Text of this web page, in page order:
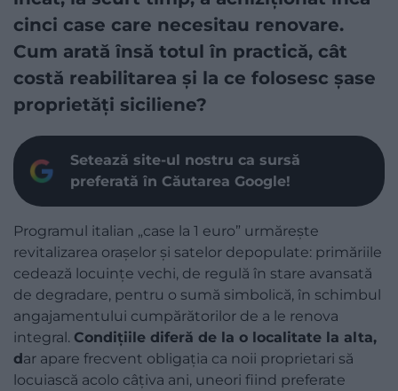
cinci case care necesitau renovare.
Cum arată însă totul în practică, cât
costă reabilitarea și la ce folosesc șase
proprietăți siciliene?
Setează site-ul nostru ca sursă
preferată în Căutarea Google!
Programul italian „case la 1 euro” urmărește
revitalizarea orașelor și satelor depopulate: primăriile
cedează locuințe vechi, de regulă în stare avansată
de degradare, pentru o sumă simbolică, în schimbul
angajamentului cumpărătorilor de a le renova
integral. Condițiile diferă de la o localitate la alta,
dar apare frecvent obligația ca noii proprietari să
locuiască acolo câțiva ani, uneori fiind preferate